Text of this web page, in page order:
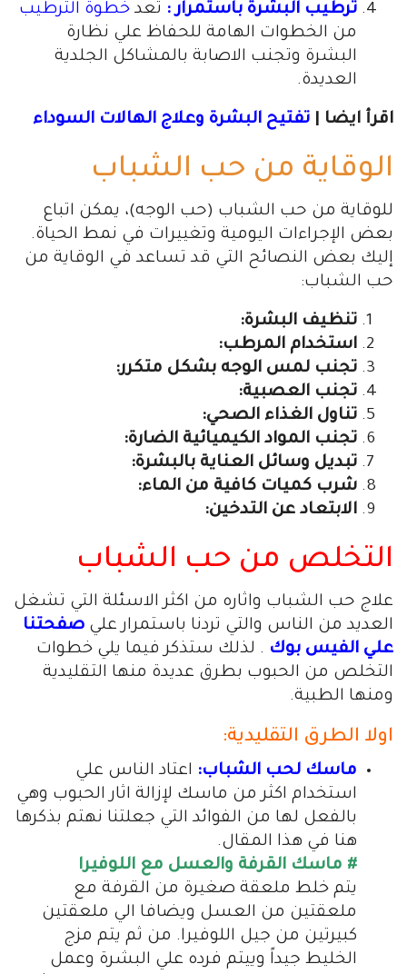
ترطيب البشرة باستمرار : تعد خطوة الترطيب
من الخطوات الهامة للحفاظ علي نظارة
البشرة وتجنب الاصابة بالمشاكل الجلدية
العديدة.
اقرأ ايضا | تفتيح البشرة وعلاج الهالات السوداء
الوقاية من حب الشباب
للوقاية من حب الشباب (حب الوجه)، يمكن اتباع
بعض الإجراءات اليومية وتغييرات في نمط الحياة.
إليك بعض النصائح التي قد تساعد في الوقاية من
حب الشباب:
تنظيف البشرة:
استخدام المرطب:
تجنب لمس الوجه بشكل متكرر:
تجنب العصبية:
تناول الغذاء الصحي:
تجنب المواد الكيميائية الضارة:
تبديل وسائل العناية بالبشرة:
شرب كميات كافية من الماء:
الابتعاد عن التدخين:
التخلص من حب الشباب
علاج حب الشباب واثاره من اكثر الاسئلة التي تشغل
العديد من الناس والتي تردنا باستمرار علي صفحتنا
علي الفيس بوك . لذلك ستذكر فيما يلي خطوات
التخلص من الحبوب بطرق عديدة منها التقليدية
ومنها الطبية.
اولا الطرق التقليدية:
ماسك لحب الشباب: اعتاد الناس علي
استخدام اكثر من ماسك لإزالة اثار الحبوب وهي
بالفعل لها من الفوائد التي جعلتنا نهتم بذكرها
هنا في هذا المقال.
# ماسك القرفة والعسل مع اللوفيرا
يتم خلط ملعقة صغيرة من القرفة مع
ملعقتين من العسل ويضافا الي ملعقتين
كبيرتين من جيل اللوفيرا. من ثم يتم مزج
الخليط جيداً وييتم فرده علي البشرة وعمل